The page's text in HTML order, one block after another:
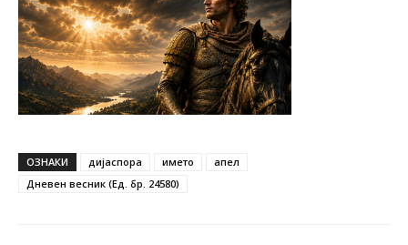
ОЗНАКИ дијаспора името
апел
Дневен весник (Ед. бр. 24580)